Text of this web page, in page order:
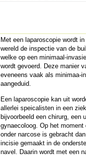
Met een laparoscopie wordt
wereld de inspectie van de
welke op een minimaal-
wordt gevoerd. Deze manier
eveneens vaak als minimaa-
aangeduid.
Een laparoscopie kan uit
allerlei speicalisten in een
bijvoorbeeld een chirurg, een
gynaecoloog. Op het moment
onder narcose is gebracht
incisie gemaakt in de
navel. Daarin wordt met een